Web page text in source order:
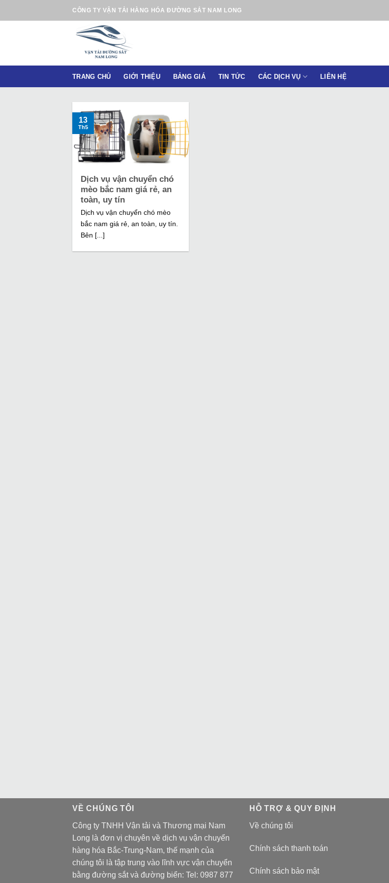
n
CÔNG TY VẬN TẢI HÀNG HÓA ĐƯỜNG SẮT NAM LONG
TRANG CHỦ GIỚI THIỆU BẢNG GIÁ TIN TỨC CÁC DỊCH VỤ LIÊN HỆ
Dịch vụ vận chuyển chó
mèo bắc nam giá rẻ, an
toàn, uy tín
Dịch vụ vận chuyển chó mèo
bắc nam giá rẻ, an toàn, uy tín.
Bên [...]
13
Th5
VỀ CHÚNG TÔI
Công ty TNHH Vận tải và Thương mại Nam
Long là đơn vị chuyên về dịch vụ vận chuyển
hàng hóa Bắc-Trung-Nam, thế mạnh của
chúng tôi là tập trung vào lĩnh vực vận chuyển
bằng đường sắt và đường biển: Tel: 0987 877
HỖ TRỢ & QUY ĐỊNH
Về chúng tôi
Chính sách thanh toán
Chính sách bảo mật